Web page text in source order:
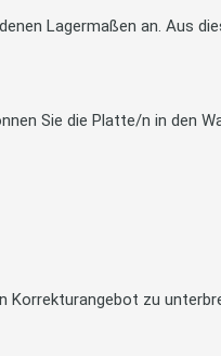
Lagermaßen an. Aus
Sie die Platte/n in den
Korrekturangebot zu